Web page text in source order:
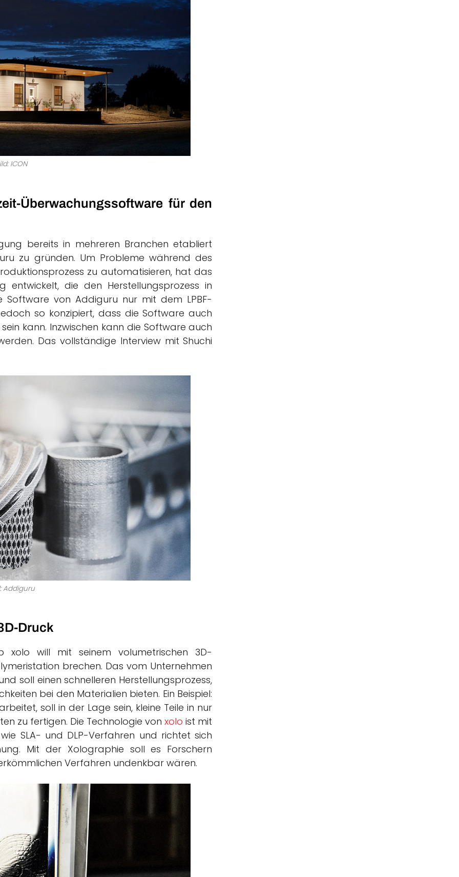
ICON
Überwachungssoftware für den
bereits in mehreren Branchen etabliert
zu gründen. Um Probleme während des
zu automatisieren, hat das
entwickelt, die den Herstellungsprozess in
von Addiguru nur mit dem LPBF-
so konzipiert, dass die Software auch
kann. Inzwischen kann die Software auch
Das vollständige Interview mit Shuchi
Addiguru
Druck
xolo will mit seinem volumetrischen 3D-
brechen. Das vom Unternehmen
soll einen schnelleren Herstellungsprozess,
bei den Materialien bieten. Ein Beispiel:
soll in der Lage sein, kleine Teile in nur
zu fertigen. Die Technologie vonxolo ist mit
SLA- und DLP-Verfahren und richtet sich
Mit der Xolographie soll es Forschern
Verfahren undenkbar wären.